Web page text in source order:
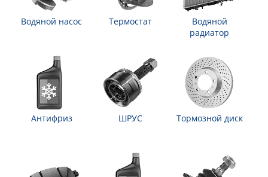
Водяной насос Термостат
Водяной
радиатор
Антифриз ШРУС Тормозной диск